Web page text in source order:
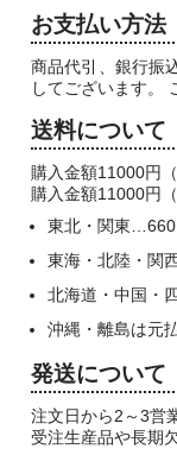
お支払い方法
商品代引、銀行振
してございます。
送料について
購入金額11000円
購入金額11000円
東北・関東…660
東海・北陸・関
北海道・中国・
沖縄・離島は元
発送について
注文日から2～3営
受注生産品や長期